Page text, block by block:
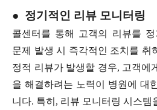
● 정기적인 리뷰 모니터링
콜센터를 통해 고객의 리뷰를
문제 발생 시 즉각적인 조치를 취
정적 리뷰가 발생할 경우, 고객에
을 해결하려는 노력이 병원에 대
니다. 특히, 리뷰 모니터링 시스템